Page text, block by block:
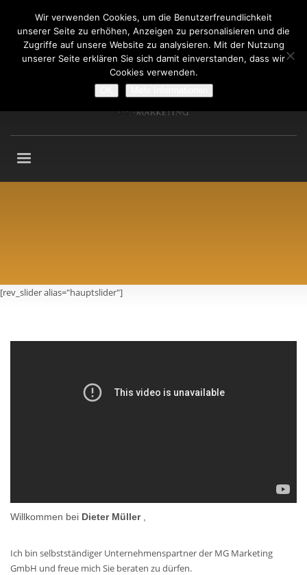
Fragen an: +49 (911) 2165 876
Mo-Fr: 9:00-13:00 Uhr
[rev_slider alias="hauptslider"]
Willkommen bei Dieter Müller
Ich bin selbstständiger Unternehmenspartner der MG Marketing
GmbH und freue mich Sie beraten zu dürfen.
Wir verwenden Cookies, um die Benutzerfreundlichkeit
unserer Seite zu erhöhen, Anzeigen zu personalisieren und die
Zugriffe auf unsere Website zu analysieren. Mit der Nutzung
unserer Seite erklären Sie sich damit einverstanden, dass wir
Cookies verwenden.